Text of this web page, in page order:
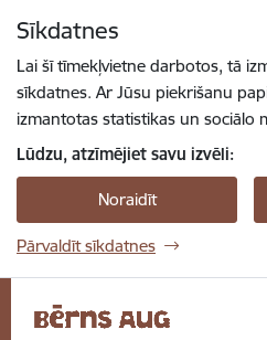
Sīkdatnes
Lai šī tīmekļvietne darbotos, tā
sīkdatnes. Ar Jūsu piekrišanu
izmantotas statistikas un sociālo
Lūdzu, atzīmējiet savu izvēli:
Noraidīt
Pārvaldīt sīkdatnes